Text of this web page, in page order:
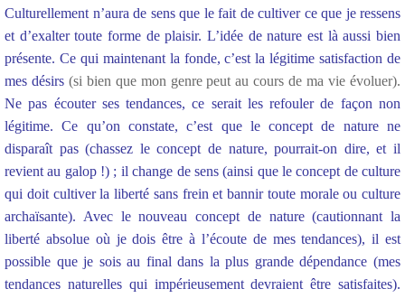
Culturellement n’aura de sens que le fait de cultiver ce que je ressens
et d’exalter toute forme de plaisir. L’idée de nature est là aussi bien
présente. Ce qui maintenant la fonde, c’est la légitime satisfaction de
mes désirs(si bien que mon genre peut au cours de ma vie évoluer).
Ne pas écouter ses tendances, ce serait les refouler de façon non
légitime. Ce qu’on constate, c’est que le concept de nature ne
disparaît pas (chassez le concept de nature, pourrait-on dire, et il
revient au galop !) ; il change de sens (ainsi que le concept de culture
qui doit cultiver la liberté sans frein et bannir toute morale ou culture
archaïsante). Avec le nouveau concept de nature (cautionnant la
liberté absolue où je dois être à l’écoute de mes tendances), il est
possible que je sois au final dans la plus grande dépendance (mes
tendances naturelles qui impérieusement devraient être satisfaites).